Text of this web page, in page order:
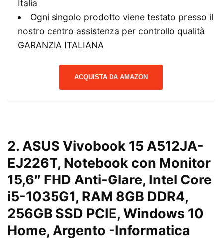
Italia
Ogni singolo prodotto viene testato presso il
nostro centro assistenza per controllo qualità
GARANZIA ITALIANA
ACQUISTA DA AMAZON
2. ASUS Vivobook 15 A512JA-
EJ226T, Notebook con Monitor
15,6″ FHD Anti-Glare, Intel Core
i5-1035G1, RAM 8GB DDR4,
256GB SSD PCIE, Windows 10
Home, Argento -Informatica